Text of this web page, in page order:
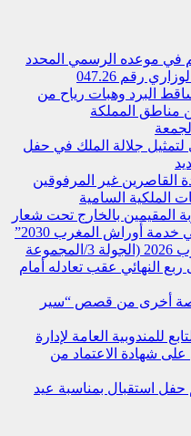
في موعده الرسمي المحدد
رقم 047.26
البرد وهبات رياح من
مناطق المملكة
جلالة الملك في حفل
القاصرين غير المرفوقين
الملكية السامية
المقيمين بالخارج تحت شعار
أوراش المغرب 2030”
كأس إفريقيا للسيدات – المغرب 2026 (الجولة 3/المجموعة
ربع النهائي عقب تعادله أمام
أخرى من قصص “سير
للمندوبية العامة لإدارة
شهادة الاعتماد من
استقبال بمناسبة عيد